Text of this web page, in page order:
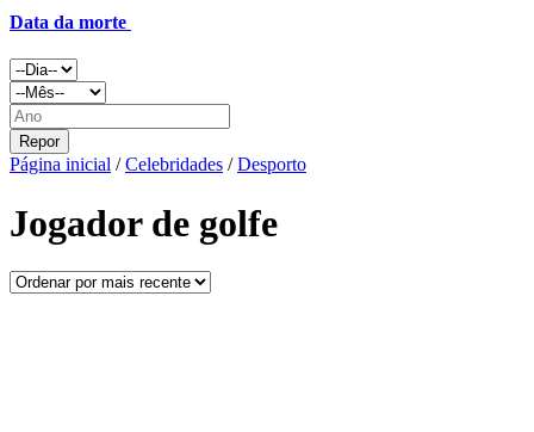
Data da morte
Repor
Página inicial / Celebridades / Desporto
Jogador de golfe